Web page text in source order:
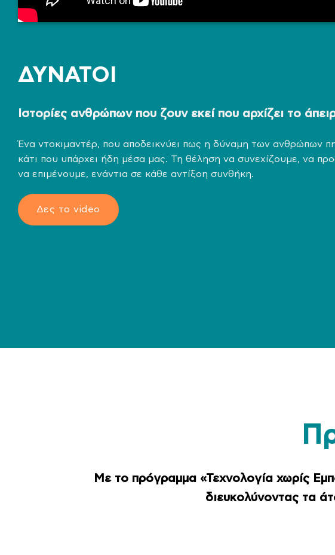
ΔΥΝΑΤΟΙ
Ιστορίες ανθρώπων που ζουν εκεί που αρχίζει το
Ένα ντοκιμαντέρ, που αποδεικνύει πως η δύναμη των ανθρώπων
κάτι που υπάρχει ήδη μέσα μας. Τη θέληση να συνεχίζουμε, να
να επιμένουμε, ενάντια σε κάθε αντίξοη συνθήκη.
Δες το video
Με το πρόγραμμα «Τεχνολογία χωρίς
διευκολύνοντας τα